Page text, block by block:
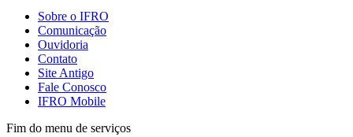
Sobre o IFRO
Comunicação
Ouvidoria
Contato
Site Antigo
Fale Conosco
IFRO Mobile
Fim do menu de serviços